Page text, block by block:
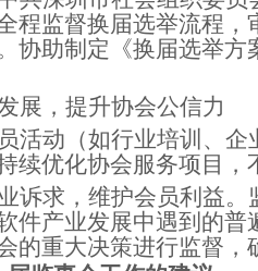
程监督换届选举流程
协助制定《换届选举
展，提升协会公信力
活动（如行业培训、
续优化协会服务项目，
诉求，维护会员利益
件产业发展中遇到的
的重大决策进行监督